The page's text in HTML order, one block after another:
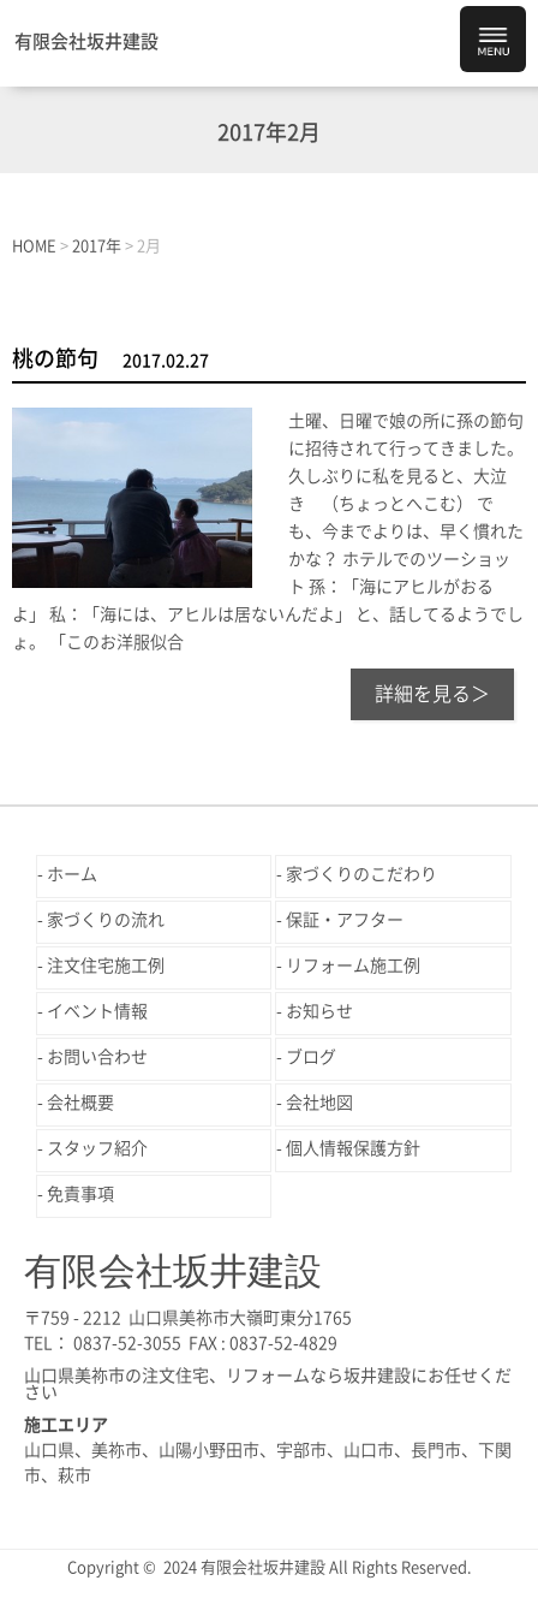
有限会社坂井建設
2017年2月
HOME > 2017年 > 2月
桃の節句 2017.02.27
土曜、日曜で娘の所に孫の節句
に招待されて行ってきました。
久しぶりに私を見ると、大泣
き （ちょっとへこむ） で
も、今までよりは、早く慣れた
かな？ ホテルでのツーショッ
ト 孫：「海にアヒルがおる
よ」 私：「海には、アヒルは居ないんだよ」 と、話してるようでし
ょ。 「このお洋服似合
詳細を見る＞
ホーム 家づくりのこだわり
家づくりの流れ 保証・アフター
注文住宅施工例 リフォーム施工例
イベント情報 お知らせ
お問い合わせ ブログ
会社概要 会社地図
スタッフ紹介 個人情報保護方針
免責事項
有限会社坂井建設
〒759 - 2212 山口県美祢市大嶺町東分1765
TEL： 0837-52-3055 FAX : 0837-52-4829
山口県美祢市の注文住宅、リフォームなら坂井建設にお任せくだ
さい
施工エリア
山口県、美祢市、山陽小野田市、宇部市、山口市、長門市、下関
市、萩市
Copyright © 2024 有限会社坂井建設 All Rights Reserved.